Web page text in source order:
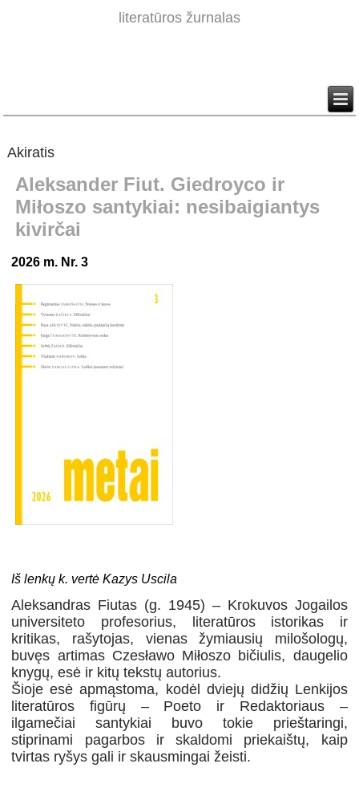
literatūros žurnalas
Akiratis
Aleksander Fiut. Giedroyco ir
Miłoszo santykiai: nesibaigiantys
kivirčai
2026 m. Nr. 3
Iš lenkų k. vertė Kazys Uscila
Aleksandras Fiutas (g. 1945) – Krokuvos Jogailos
universiteto profesorius, literatūros istorikas ir
kritikas, rašytojas, vienas žymiausių milošologų,
buvęs artimas Czesławo Miłoszo bičiulis, daugelio
knygų, esė ir kitų tekstų autorius.
Šioje esė apmąstoma, kodėl dviejų didžių Lenkijos
literatūros figūrų – Poeto ir Redaktoriaus –
ilgamečiai santykiai buvo tokie prieštaringi,
stiprinami pagarbos ir skaldomi priekaištų, kaip
tvirtas ryšys gali ir skausmingai žeisti.